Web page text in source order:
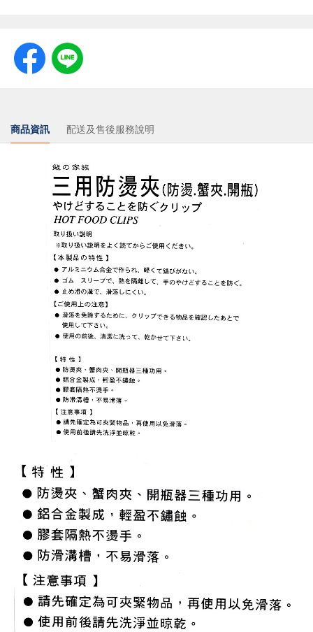
商品資訊 配送及售後服務說明